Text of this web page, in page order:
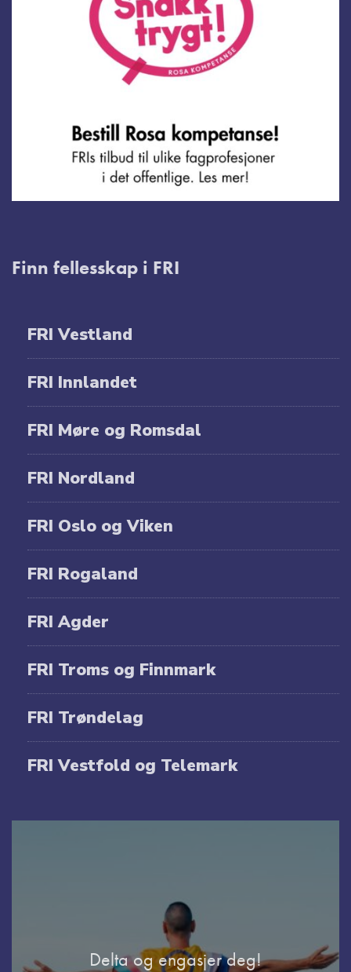
Finn fellesskap i FRI
FRI Vestland
FRI Innlandet
FRI Møre og Romsdal
FRI Nordland
FRI Oslo og Viken
FRI Rogaland
FRI Agder
FRI Troms og Finnmark
FRI Trøndelag
FRI Vestfold og Telemark
Delta og engasjer deg!